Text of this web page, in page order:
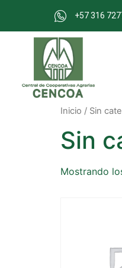
+57 316
Inicio / Sin
Sin
Mostrando